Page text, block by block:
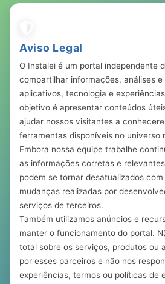
Aviso Legal
O Instalei é um portal independente
compartilhar informações, análises
aplicativos, tecnologia e
objetivo é apresentar conteúdos
ajudar nossos visitantes a
ferramentas disponíveis no universo
Embora nossa equipe trabalhe
as informações corretas e
podem se tornar desatualizados
mudanças realizadas por
serviços de terceiros.
Também utilizamos anúncios e
manter o funcionamento do portal.
total sobre os serviços, produtos ou
por esses parceiros e não nos
experiências, termos ou políticas de